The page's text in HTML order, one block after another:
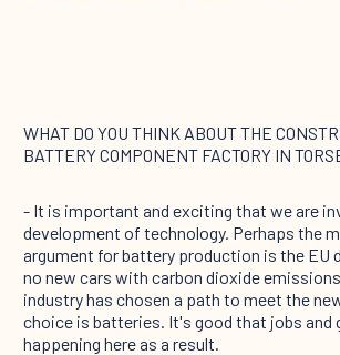
WHAT DO YOU THINK ABOUT THE
BATTERY COMPONENT FACTORY IN
- It is important and exciting that we are
development of technology. Perhaps the
argument for battery production is the EU
no new cars with carbon dioxide
industry has chosen a path to meet the
choice is batteries. It's good that jobs and
happening here as a result.